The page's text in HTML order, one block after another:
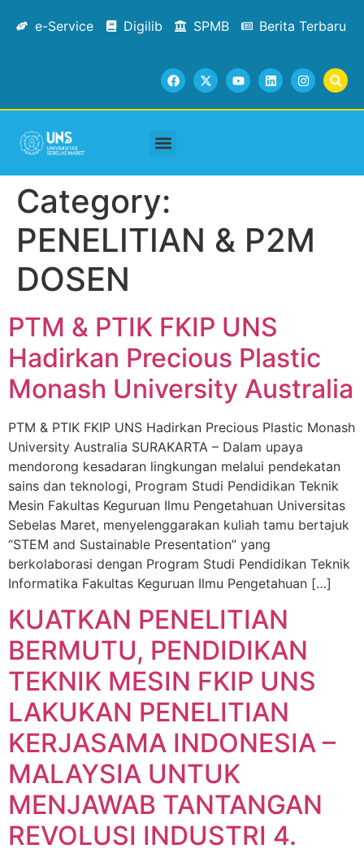
e-Service Digilib SPMB Berita Terbaru
Category:
PENELITIAN & P2M
DOSEN
PTM & PTIK FKIP UNS
Hadirkan Precious Plastic
Monash University Australia
PTM & PTIK FKIP UNS Hadirkan Precious Plastic Monash
University Australia SURAKARTA – Dalam upaya
mendorong kesadaran lingkungan melalui pendekatan
sains dan teknologi, Program Studi Pendidikan Teknik
Mesin Fakultas Keguruan Ilmu Pengetahuan Universitas
Sebelas Maret, menyelenggarakan kuliah tamu bertajuk
“STEM and Sustainable Presentation” yang
berkolaborasi dengan Program Studi Pendidikan Teknik
Informatika Fakultas Keguruan Ilmu Pengetahuan […]
KUATKAN PENELITIAN
BERMUTU, PENDIDIKAN
TEKNIK MESIN FKIP UNS
LAKUKAN PENELITIAN
KERJASAMA INDONESIA –
MALAYSIA UNTUK
MENJAWAB TANTANGAN
REVOLUSI INDUSTRI 4.